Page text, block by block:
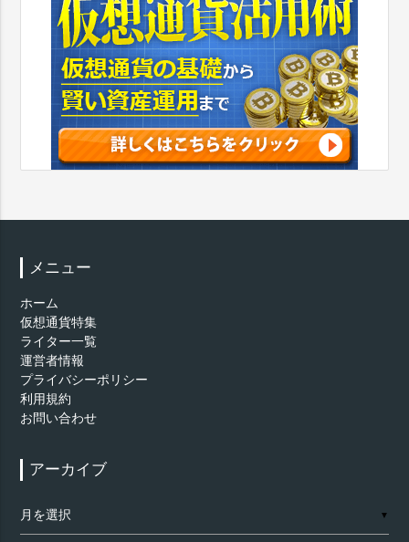
メニュー
ホーム
仮想通貨特集
ライター一覧
運営者情報
プライバシーポリシー
利用規約
お問い合わせ
アーカイブ
ー
▼